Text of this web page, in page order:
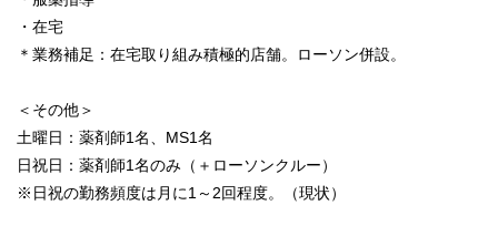
・在宅
＊業務補足：在宅取り組み積極的店舗。ローソン併設。
＜その他＞
土曜日：薬剤師1名、MS1名
日祝日：薬剤師1名のみ（＋ローソンクルー）
※日祝の勤務頻度は月に1～2回程度。（現状）